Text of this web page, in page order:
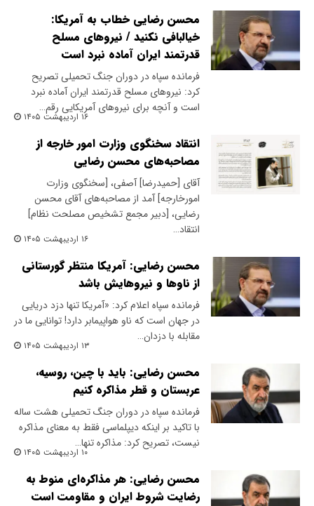
محسن رضایی خطاب به آمریکا:
خیالبافی نکنید / نیروهای مسلح
قدرتمند ایران آماده نبرد است
فرمانده سپاه در دوران جنگ تحمیلی تصریح
کرد: نیروهای مسلح قدرتمند ایران آماده نبرد
است و آنچه برای نیروهای آمریکایی رقم…
۱۶ اردیبهشت ۱۴۰۵
انتقاد سخنگوی وزارت امور خارجه از
مصاحبه‌های محسن رضایی
آقای [حمیدرضا] آصفی، [سخنگوی وزارت
امورخارجه] آمد از مصاحبه‌های آقای محسن
رضایی، [دبیر مجمع تشخیص مصلحت نظام]
انتقاد…
۱۶ اردیبهشت ۱۴۰۵
محسن رضایی: آمریکا منتظر گورستانی
از ناوها و نیروهایش باشد
فرمانده سپاه اعلام کرد: «آمریکا تنها دزد دریایی
در جهان است که ناو هواپیمابر دارد! توانایی ما در
مقابله با دزدان…
۱۳ اردیبهشت ۱۴۰۵
محسن رضایی: باید با چین، روسیه،
عربستان و قطر مذاکره کنیم
فرمانده سپاه در دوران جنگ تحمیلی هشت ساله
با تاکید بر اینکه دیپلماسی فقط به معنای مذاکره
نیست، تصریح کرد: مذاکره تنها…
۱۰ اردیبهشت ۱۴۰۵
محسن رضایی: هر مذاکره‌ای منوط به
رضایت شروط ایران و مقاومت است